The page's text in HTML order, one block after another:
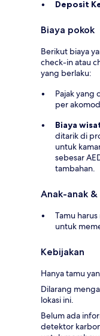
Deposit
Biaya pokok
Berikut biaya
check-in atau
yang berlaku:
Pajak yang
per
Biaya
ditarik di
untuk
sebesar
tambahan.
Anak-anak
Tamu
untuk
Kebijakan
Hanya tamu
Dilarang
lokasi ini.
Belum ada
detektor